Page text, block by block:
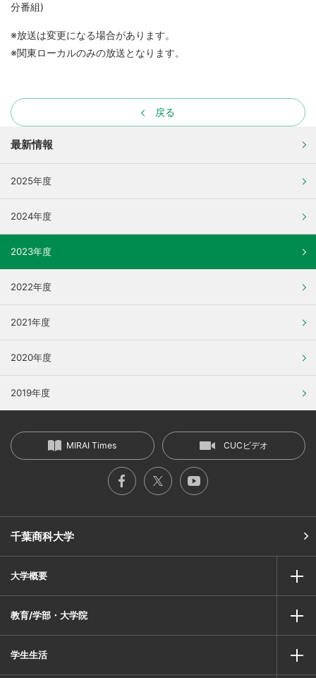
分番組)
※放送は変更になる場合があります。
※関東ローカルのみの放送となります。
戻る
最新情報
2025年度
2024年度
2023年度
2022年度
2021年度
2020年度
2019年度
千葉商科大学
MIRAI Times CUCビデオ
大学概要
教育/学部・大学院
学生生活